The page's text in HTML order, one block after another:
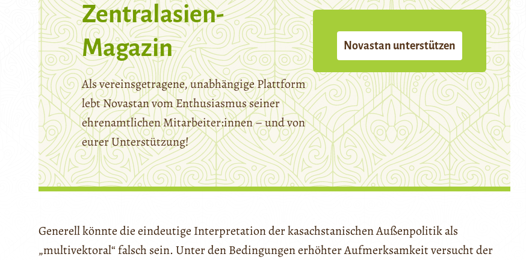
Zentralasien-
Magazin
Als vereinsgetragene, unabhängige Plattform
lebt Novastan vom Enthusiasmus seiner
ehrenamtlichen Mitarbeiter:innen – und von
eurer Unterstützung!
Novastan unterstützen
Generell könnte die eindeutige Interpretation der kasachstanischen Außenpolitik als
„multivektoral“ falsch sein. Unter den Bedingungen erhöhter Aufmerksamkeit versucht der